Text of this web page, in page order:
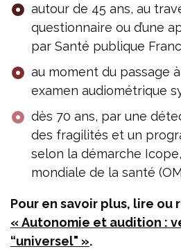
autour de 45 ans, au
questionnaire ou d’une
par Santé publique
au moment du passage
examen audiométrique
dès 70 ans, par une
des fragilités et un
selon la démarche
mondiale de la santé
Pour en savoir plus, lire
« Autonomie et audition :
“universel" ».